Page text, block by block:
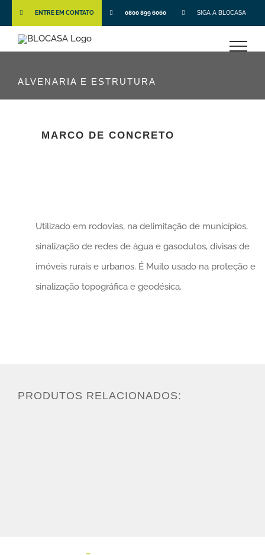
ENTRE EM CONTATO 0800 899 6060 SIGA A BLOCASA
ALVENARIA E ESTRUTURA
MARCO DE CONCRETO
Utilizado em rodovias, na delimitação de municípios,
sinalização de redes de água e gasodutos, divisas de
imóveis rurais e urbanos. É Muito usado na proteção e
sinalização topográfica e geodésica.
PRODUTOS RELACIONADOS: